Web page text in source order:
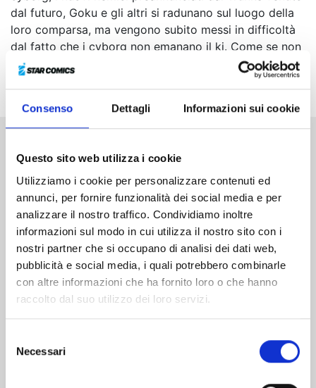
Consenso Dettagli Informazioni sui cookie
Questo sito web utilizza i cookie
Utilizziamo i cookie per personalizzare contenuti ed
annunci, per fornire funzionalità dei social media e per
analizzare il nostro traffico. Condividiamo inoltre
informazioni sul modo in cui utilizza il nostro sito con i
nostri partner che si occupano di analisi dei dati web,
pubblicità e social media, i quali potrebbero combinarle
con altre informazioni che ha fornito loro o che hanno
raccolto dal suo utilizzo dei loro servizi.
delNecessari
dal futuro, Goku e gli altri si radunano sul luogo della
loro comparsa, ma vengono subito messi in difficoltà
dal fatto che i cyborg non emanano il ki. Come se non
bastasse, il corpo di Goku inizia improvvisamente a
manifestare strani sintomi...
Altri volumi della serie